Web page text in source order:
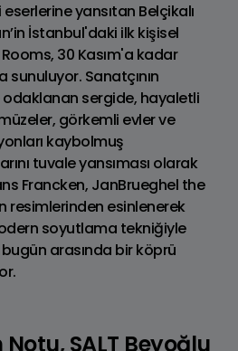
yansıtan Belçikalı
İstanbul'daki ilk kişisel
30 Kasım'a kadar
Sanatçının
sergide, hayaletli
görkemli evler ve
kaybolmuş
tuvale yansıması olarak
Francken, JanBrueghel the
resimlerinden esinlenerek
soyutlama tekniğiyle
arasında bir köprü
Notu, SALT Beyoğlu